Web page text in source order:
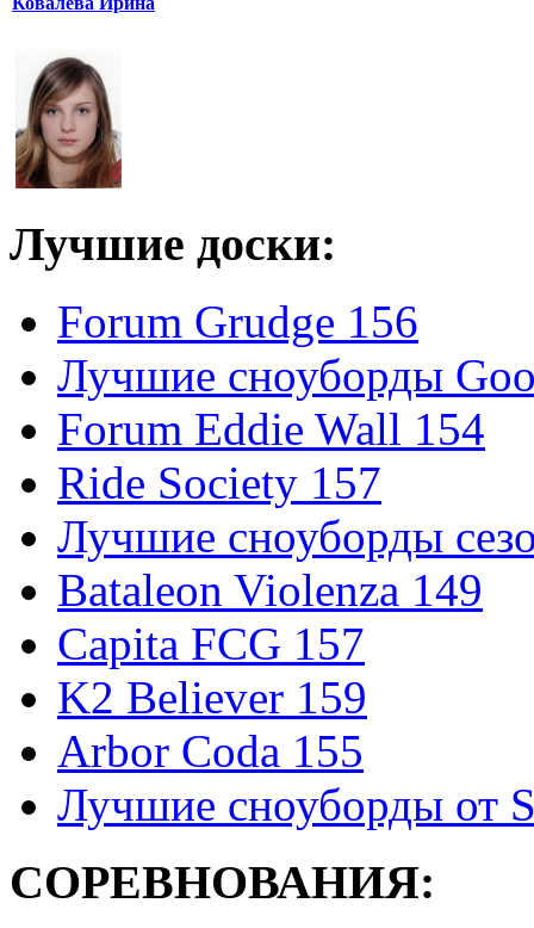
Лучшие доски:
Forum Grudge 156
Лучшие сноуборды
Forum Eddie Wall 154
Ride Society 157
Лучшие сноуборды
Bataleon Violenza 149
Capita FCG 157
K2 Believer 159
Arbor Coda 155
Лучшие сноуборды от
СОРЕВНОВАНИЯ: